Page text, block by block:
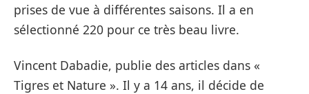
prises de vue à différentes saisons. Il a en
sélectionné 220 pour ce très beau livre.
Vincent Dabadie, publie des articles dans «
Tigres et Nature ». Il y a 14 ans, il décide de